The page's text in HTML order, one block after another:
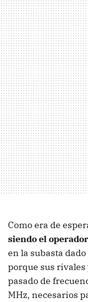
Como era de
siendo el
en la subasta
porque sus rivales
pasado de
MHz, necesarios